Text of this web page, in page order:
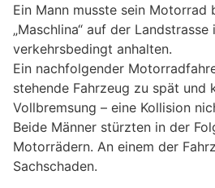
Ein Mann musste sein Motorrad
„Maschlina“ auf der Landstrasse
verkehrsbedingt anhalten.
Ein nachfolgender
stehende Fahrzeug zu spät und
Vollbremsung – eine Kollision
Beide Männer stürzten in der
Motorrädern. An einem der
Sachschaden.